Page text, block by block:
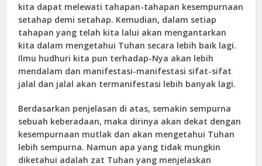
kita dapat melewati tahapan-tahapan kesempurnaan
setahap demi setahap. Kemudian, dalam setiap
tahapan yang telah kita lalui akan mengantarkan
kita dalam mengetahui Tuhan secara lebih baik lagi.
Ilmu hudhuri kita pun terhadap-Nya akan lebih
mendalam dan manifestasi-manifestasi sifat-sifat
jalal dan jalal akan termanifestasi lebih banyak lagi.
Berdasarkan penjelasan di atas, semakin sempurna
sebuah keberadaan, maka dirinya akan dekat dengan
kesempurnaan mutlak dan akan mengetahui Tuhan
lebih sempurna. Namun apa yang tidak mungkin
diketahui adalah zat Tuhan yang menjelaskan